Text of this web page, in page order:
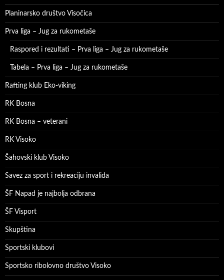
Planinarsko društvo Visočica
Prva liga – Jug za rukometaše
Raspored i rezultati – Prva liga – Jug za rukometaše
Tabela – Prva liga – Jug za rukometaše
Rafting klub Eko-viking
RK Bosna
RK Bosna – veterani
RK Visoko
Šahovski klub Visoko
Savez za sport i rekreaciju invalida
ŠF Napad je najbolja odbrana
ŠF Visport
Skupština
Sportski klubovi
Sportsko ribolovno društvo Visoko